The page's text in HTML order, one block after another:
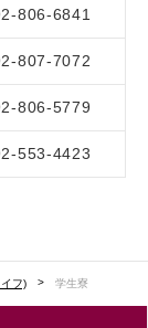
806-6841
807-7072
806-5779
553-4423
フ) 学生寮